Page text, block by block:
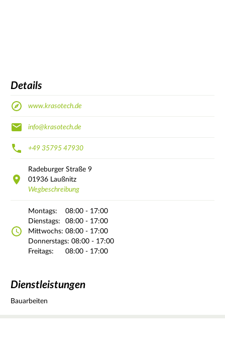
Details
www.krasotech.de
info@krasotech.de
+49 35795 47930
Radeburger Straße 9
01936 Laußnitz
Wegbeschreibung
Montags:
08:00 - 17:00
Dienstags:
08:00 - 17:00
Mittwochs: 08:00 - 17:00
Donnerstags: 08:00 - 17:00
Freitags:
08:00 - 17:00
Dienstleistungen
Bauarbeiten